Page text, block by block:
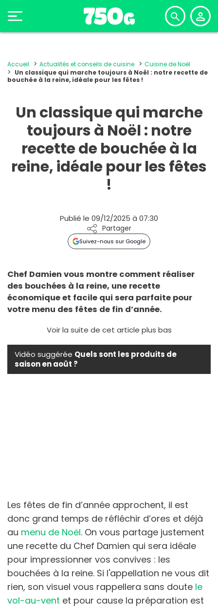
Accueil Actualités et conseils de cuisine
Cuisine de Noël
Un classique qui marche toujours à Noël : notre recette de
bouchée à la reine, idéale pour les fêtes !
Un classique qui marche
toujours à Noël : notre
recette de bouchée à la
reine, idéale pour les fêtes
!
Publié le 09/12/2025 à 07:30
Partager
Suivez-nous sur Google
Chef Damien vous montre comment réaliser
des bouchées à la reine, une recette
économique et facile qui sera parfaite pour
votre menu des fêtes de fin d’année.
Voir la suite de cet article plus bas
Vidéo suggérée Quels sont les produits de
saison en août ?
Les fêtes de fin d’année approchent, il est
donc grand temps de réfléchir d’ores et déjà
au menu de Noël. On vous partage justement
une recette du Chef Damien qui sera idéale
pour impressionner vos convives : les
bouchées à la reine. Si l'appellation ne vous dit
rien, son visuel vous rappellera sans doute le
vol-au-vent et pour cause la préparation est